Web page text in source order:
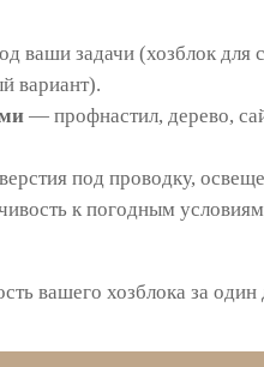
ваши задачи (хозблок для
вариант).
— профнастил, дерево,
под проводку,
к погодным
вашего хозблока за один